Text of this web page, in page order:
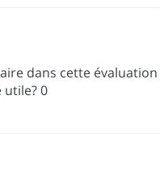
dans cette évaluation
utile?0